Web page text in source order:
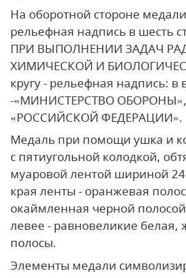
На оборотной стороне
рельефная надпись в шесть
ПРИ ВЫПОЛНЕНИИ ЗАДАЧ
ХИМИЧЕСКОЙ И
кругу - рельефная надпись: в
-«МИНИСТЕРСТВО ОБОРОНЫ»,
«РОССИЙСКОЙ ФЕДЕРАЦИИ».
Медаль при помощи ушка и
с пятиугольной колодкой,
муаровой лентой шириной
края ленты - оранжевая
окаймленная черной
левее - равновеликие белая,
полосы.
Элементы медали